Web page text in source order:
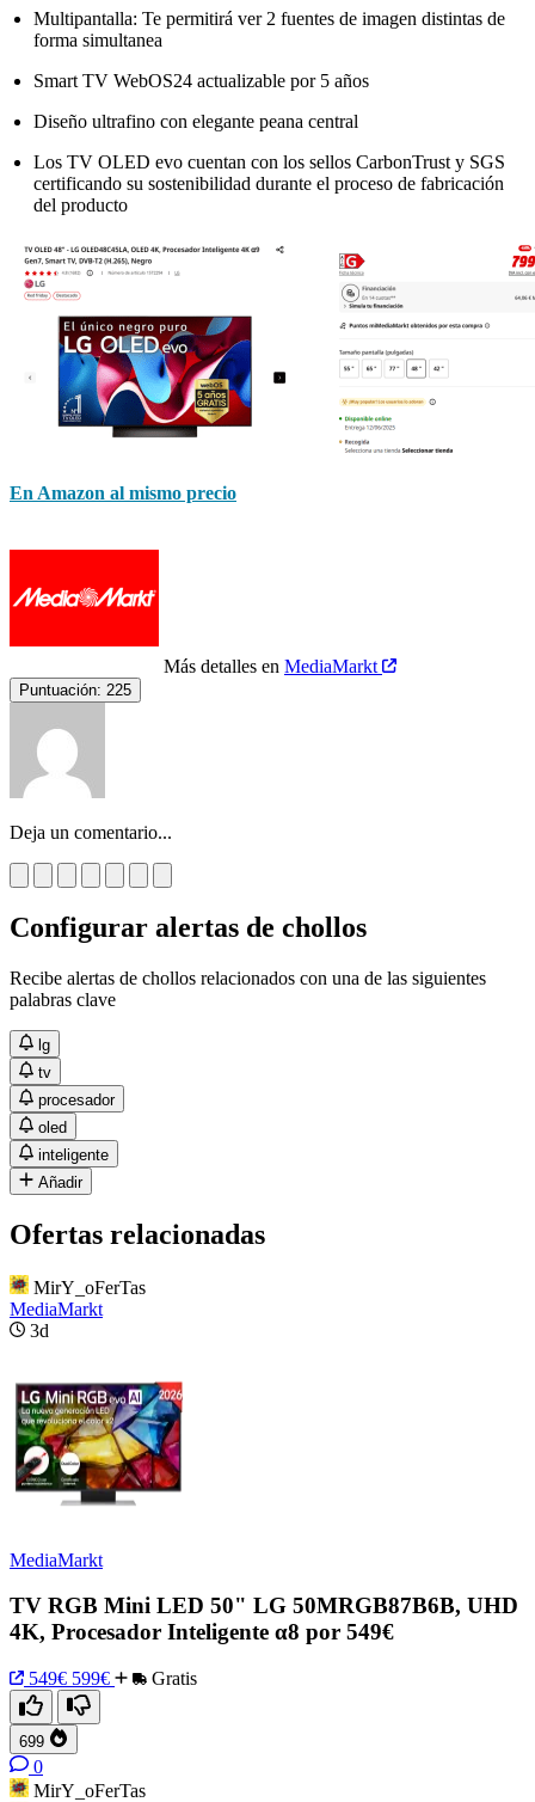
Multipantalla: Te permitirá ver 2 fuentes de imagen distintas de
forma simultanea
Smart TV WebOS24 actualizable por 5 años
Diseño ultrafino con elegante peana central
Los TV OLED evo cuentan con los sellos CarbonTrust y SGS
certificando su sostenibilidad durante el proceso de fabricación
del producto
En Amazon al mismo precio
Más detalles en MediaMarkt
Puntuación: 225
Deja un comentario...
Configurar alertas de chollos
Recibe alertas de chollos relacionados con una de las siguientes
palabras clave
lg
tv
procesador
oled
inteligente
Añadir
Ofertas relacionadas
MirY_oFerTas
MediaMarkt
3d
MediaMarkt
TV RGB Mini LED 50" LG 50MRGB87B6B, UHD
4K, Procesador Inteligente α8 por 549€
549€ 599€ Gratis
699
0
MirY_oFerTas